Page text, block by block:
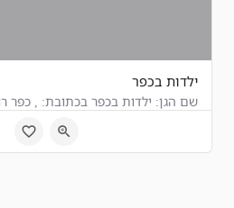
ילדות בכפר